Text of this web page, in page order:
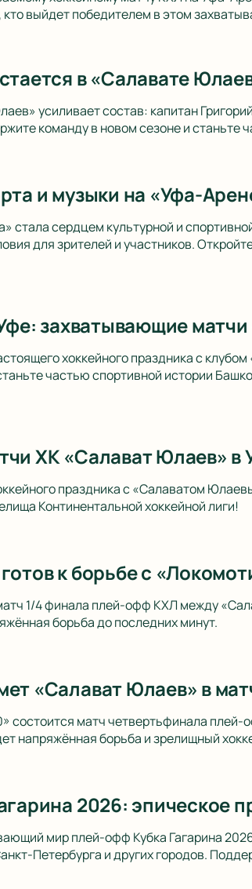
выйдет победителем в этом
в «Салавате
усиливает состав: капитан
команду в новом сезоне и станьте
и музыки на «Уфа-
стала сердцем культурной и
для зрителей и участников.
захватывающие
хоккейного праздника с
частью спортивной истории
ХК «Салават Юлаев» в
праздника с «Салаватом
Континентальной хоккейной лиги!
к борьбе с
1/4 финала плей-офф КХЛ между
борьба до последних минут.
«Салават Юлаев» в
состоится матч четвертьфинала
напряжённая борьба и зрелищный
2026: эпическое
мир плей-офф Кубка Гагарина
Петербурга и других городов.